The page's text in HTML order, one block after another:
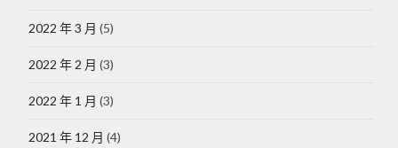
2022 年 3 月 (5)
2022 年 2 月 (3)
2022 年 1 月 (3)
2021 年 12 月 (4)